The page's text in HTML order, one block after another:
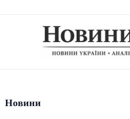
Новини